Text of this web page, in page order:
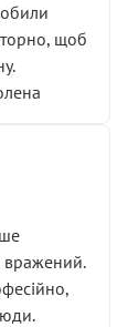
щоб
вражений.